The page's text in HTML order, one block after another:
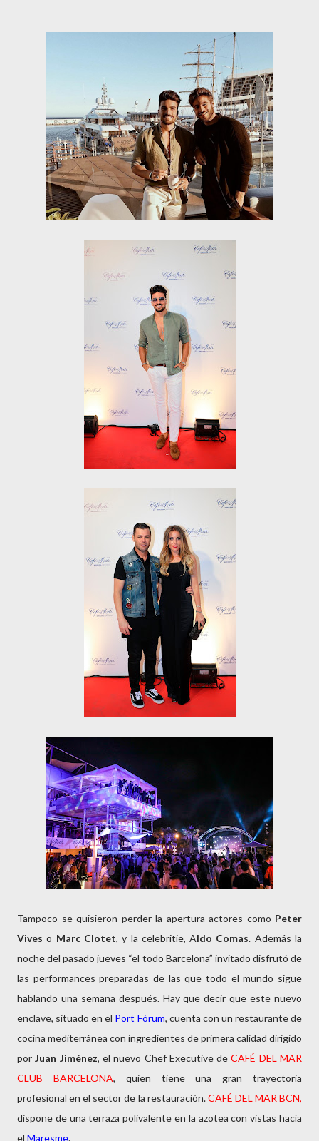
Tampoco se quisieron perder la apertura actores como Peter
Vives o Marc Clotet, y la celebritie, Aldo Comas. Además la
noche del pasado jueves “el todo Barcelona” invitado disfrutó de
las performances preparadas de las que todo el mundo sigue
hablando una semana después. Hay que decir que este nuevo
enclave, situado en el Port Fòrum, cuenta con un restaurante de
cocina mediterránea con ingredientes de primera calidad dirigido
porJuan Jiménez, el nuevo Chef Executive deCAFÉ DEL MAR
CLUB BARCELONA, quien tiene una gran trayectoria
profesional en el sector de la restauración.CAFÉ DEL MAR BCN,
dispone de una terraza polivalente en la azotea con vistas hacía
el Maresme.